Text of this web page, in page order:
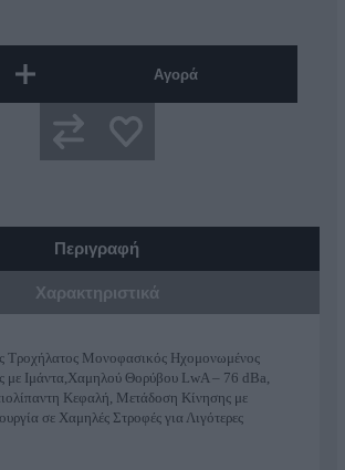
Αγορά
Περιγραφή
Χαρακτηριστικά
Τροχήλατος Μονοφασικός Ηχομονωμένος
με Ιμάντα,Χαμηλού Θορύβου LwA – 76 dBa,
Κεφαλή, Μετάδοση Κίνησης με
σε Χαμηλές Στροφές για Λιγότερες